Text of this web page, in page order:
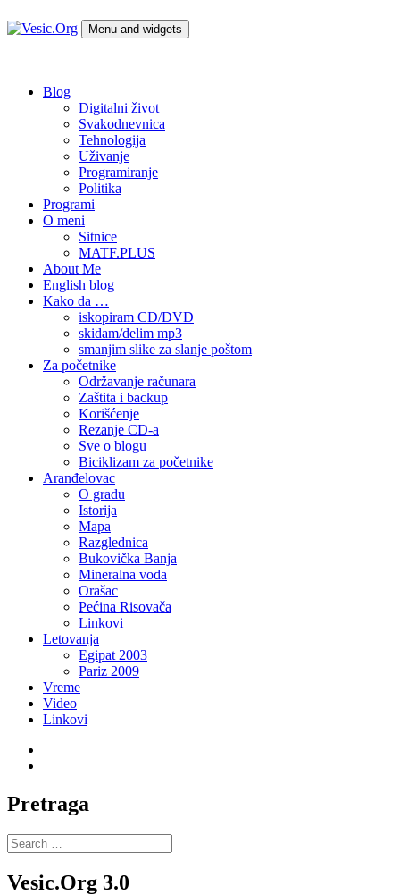
to
Menu and widgets
Blog
Digitalni život
Svakodnevnica
Tehnologija
Uživanje
Programiranje
Politika
Programi
O meni
Sitnice
MATF.PLUS
About Me
English blog
Kako da …
iskopiram CD/DVD
skidam/delim mp3
smanjim slike za slanje poštom
Za početnike
Održavanje računara
Zaštita i backup
Korišćenje
Rezanje CD-a
Sve o blogu
Biciklizam za početnike
Aranđelovac
O gradu
Istorija
Mapa
Razglednica
Bukovička Banja
Mineralna voda
Orašac
Pećina Risovača
Linkovi
Letovanja
Egipat 2003
Pariz 2009
Vreme
Video
Linkovi
Pretraga
Search
for:
Vesic.Org 3.0